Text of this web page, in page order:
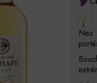
Nez